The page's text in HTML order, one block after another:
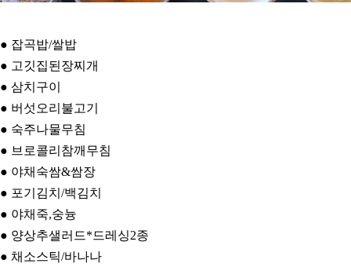
● 잡곡밥/쌀밥
● 고깃집된장찌개
● 삼치구이
● 버섯오리불고기
● 숙주나물무침
● 브로콜리참깨무침
● 야채숙쌈&쌈장
● 포기김치/백김치
● 야채죽,숭늉
● 양상추샐러드*드레싱2종
● 채소스틱/바나나